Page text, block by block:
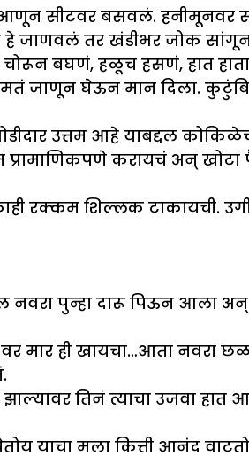
आणून सीटवर बसवलं.
हे जाणवलं तर खंडीभर जोक
बघणं, हळूच हसणं, हात
जाणून घेऊन मान दिला.
उत्तम आहे याबद्दल
करायचं अन् खोटा
रक्कम शिल्लक टाकायची.
पुन्हा दारू पिऊन आला
मार ही खायचा…आता नवरा
तिनं त्याचा उजवा हात
याचा मला कित्ती आनंद